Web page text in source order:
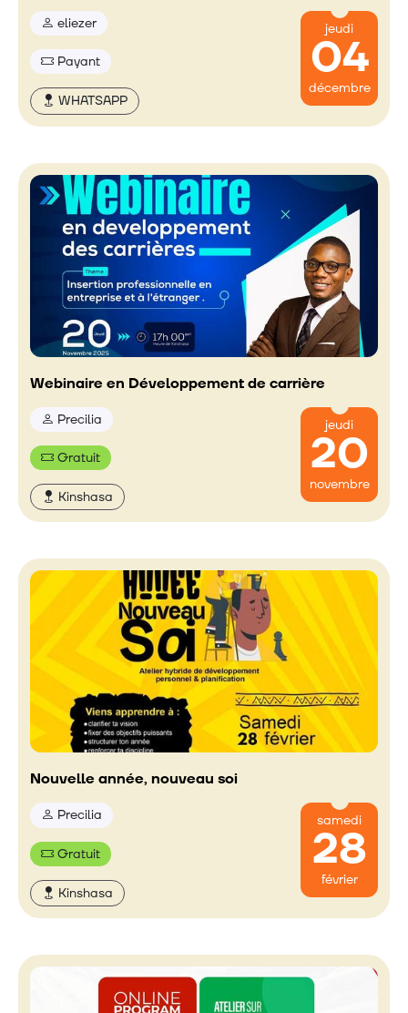
eliezer
Payant
WHATSAPP
jeudi
04
décembre
Webinaire en Développement de carrière
Precilia
Gratuit
Kinshasa
jeudi
20
novembre
Nouvelle année, nouveau soi
Precilia
Gratuit
Kinshasa
samedi
28
février